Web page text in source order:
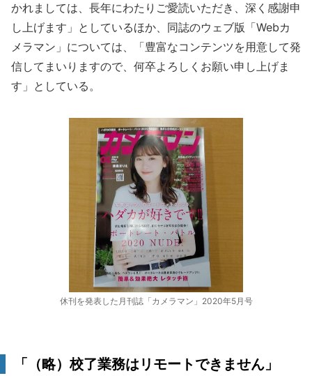
かれましては、長年にわたりご愛読いただき、深く感謝申
し上げます」としているほか、同誌のウェブ版「Webカ
メラマン」については、「豊富なコンテンツを用意して発
信してまいりますので、何卒よろしくお願い申し上げま
す」としている。
休刊を発表した月刊誌「カメラマン」2020年5月号
「（略）校了業務はリモートできません」